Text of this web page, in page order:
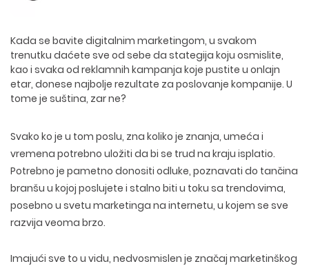
Kada se bavite digitalnim marketingom, u svakom
trenutku daćete sve od sebe da stategija koju osmislite,
kao i svaka od reklamnih kampanja koje pustite u onlajn
etar, donese najbolje rezultate za poslovanje kompanije. U
tome je suština, zar ne?
Svako ko je u tom poslu, zna koliko je znanja, umeća i
vremena potrebno uložiti da bi se trud na kraju isplatio.
Potrebno je pametno donositi odluke, poznavati do tančina
branšu u kojoj poslujete i stalno biti u toku sa trendovima,
posebno u svetu marketinga na internetu, u kojem se sve
razvija veoma brzo.
Imajući sve to u vidu, nedvosmislen je značaj marketinškog